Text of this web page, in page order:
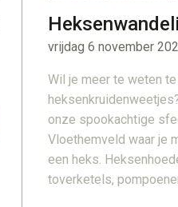
vrijdag 6 november
Wil je meer te weten
onze spookachtige
Vloethemveld waar je
een heks.
toverketels,